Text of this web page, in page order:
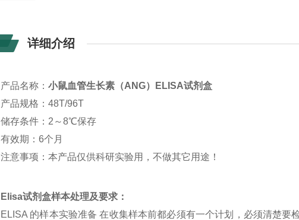
详细介绍
产品名称：小鼠血管生长素（ANG）ELISA试剂盒
产品规格：48T/96T
储存条件：2～8℃保存
有效期：6个月
注意事项：本产品仅供科研实验用，不做其它用途！
Elisa试剂盒样本处理及要求：
ELISA 的样本实验准备 在收集样本前都必须有一个计划，必须清楚要